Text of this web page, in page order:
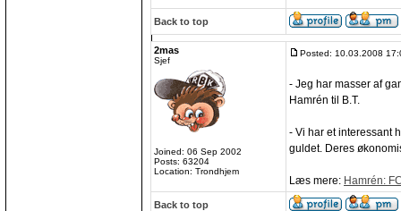
Back to top
2mas
Sjef
Joined: 06 Sep 2002
Posts: 63204
Location: Trondhjem
Posted: 10.03.2008
- Jeg har masser af
Hamrén til B.T.
- Vi har et interessant
guldet. Deres
Læs mere: Hamrén:
Back to top